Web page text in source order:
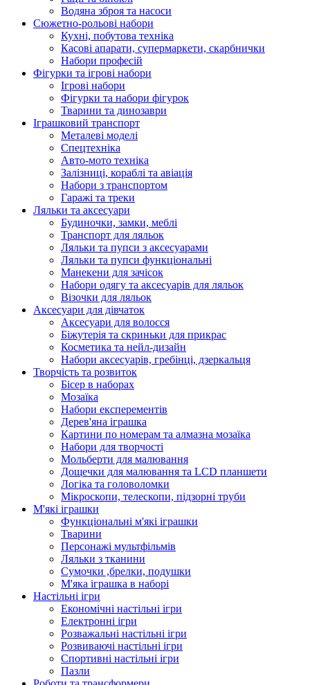
Водяна зброя та насоси
Сюжетно-рольові набори
Кухні, побутова техніка
Касові апарати, супермаркети, скарбнички
Набори професій
Фігурки та ігрові набори
Ігрові набори
Фігурки та набори фігурок
Тварини та динозаври
Іграшковий транспорт
Металеві моделі
Спецтехніка
Авто-мото техніка
Залізниці, кораблі та авіація
Набори з транспортом
Гаражі та треки
Ляльки та аксесуари
Будиночки, замки, меблі
Транспорт для ляльок
Ляльки та пупси з аксесуарами
Ляльки та пупси функціональні
Манекени для зачісок
Набори одягу та аксесуарів для ляльок
Візочки для ляльок
Аксесуари для дівчаток
Аксесуари для волосся
Біжутерія та скриньки для прикрас
Косметика та нейл-дизайн
Набори аксесуарів, гребінці, дзеркальця
Творчість та розвиток
Бісер в наборах
Мозаїка
Набори експерементів
Дерев'яна іграшка
Картини по номерам та алмазна мозаїка
Набори для творчості
Мольберти для малювання
Дощечки для малювання та LCD планшети
Логіка та головоломки
Мікроскопи, телескопи, підзорні труби
М'які іграшки
Функціональні м'які іграшки
Тварини
Персонажі мультфільмів
Ляльки з тканини
Сумочки ,брелки, подушки
М'яка іграшка в наборі
Настільні ігри
Економічні настільні ігри
Електронні ігри
Розважальні настільні ігри
Розвиваючі настільні ігри
Спортивні настільні ігри
Пазли